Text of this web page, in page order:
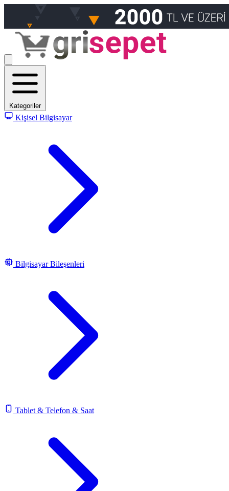
Kategoriler
Kişisel Bilgisayar
Bilgisayar Bileşenleri
Tablet & Telefon & Saat